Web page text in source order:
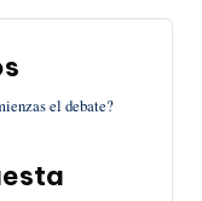
el debate?